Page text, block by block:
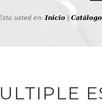
usted en:Inicio Catálogo